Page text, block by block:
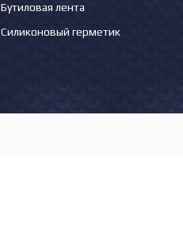
Бутиловая лента
Силиконовый герметик